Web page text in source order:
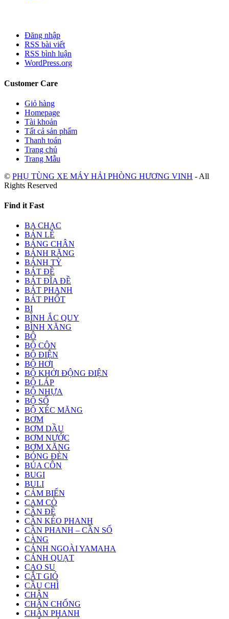
Đăng nhập
RSS bài viết
RSS bình luận
WordPress.org
Customer Care
Giỏ hàng
Homepage
Tài khoản
Tất cả sản phẩm
Thanh toán
Trang chủ
Trang Mẫu
© PHỤ TÙNG XE MÁY HẢI PHÒNG HƯƠNG VINH - All
Rights Reserved
Find it Fast
BA CHẠC
BẢN LỀ
BÁNG CHÂN
BÁNH RĂNG
BÁNH TỲ
BÁT ĐỀ
BÁT ĐĨA ĐỀ
BÁT PHANH
BÁT PHỐT
BI
BÌNH ẮC QUY
BÌNH XĂNG
BÔ
BỘ CÔN
BỘ ĐIỆN
BỘ HƠI
BỘ KHỞI ĐỘNG ĐIỆN
BỘ LÁP
BỘ NHỰA
BỘ SỐ
BỘ XÉC MĂNG
BƠM
BƠM DẦU
BƠM NƯỚC
BƠM XĂNG
BÓNG ĐÈN
BÚA CÔN
BUGI
BULI
CẢM BIẾN
CAM CÒ
CẦN ĐỀ
CẦN KÉO PHANH
CẦN PHANH – CẦN SỐ
CÀNG
CÁNH NGOÀI YAMAHA
CÁNH QUẠT
CAO SU
CẮT GIÓ
CẦU CHÌ
CHÂN
CHÂN CHỐNG
CHÂN PHANH